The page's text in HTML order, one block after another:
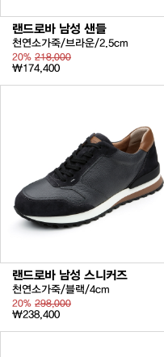
랜드로바 남성 샌들
천연소가죽/브라운/2.5cm
20% 218,000
₩174,400
랜드로바 남성 스니커즈
천연소가죽/블랙/4cm
20% 298,000
₩238,400